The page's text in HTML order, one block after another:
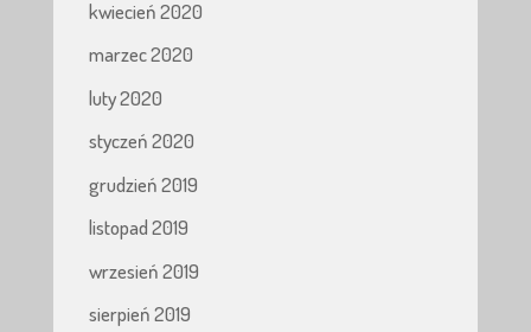
kwiecień 2020
marzec 2020
luty 2020
styczeń 2020
grudzień 2019
listopad 2019
wrzesień 2019
sierpień 2019